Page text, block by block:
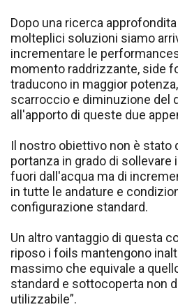
Dopo una ricerca
molteplici soluzioni siamo
incrementare le
momento raddrizzante, side
traducono in maggior
scarroccio e diminuzione del
all'apporto di queste due
Il nostro obiettivo non è stato
portanza in grado di
fuori dall'acqua ma di
in tutte le andature e
configurazione standard.
Un altro vantaggio di questa
riposo i foils mantengono
massimo che equivale a
standard e sottocoperta non
utilizzabile”.